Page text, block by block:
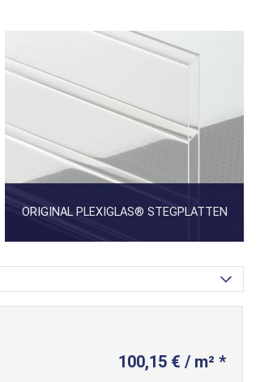
ORIGINAL PLEXIGLAS® STEGPLATTEN
100,15 € / m² *